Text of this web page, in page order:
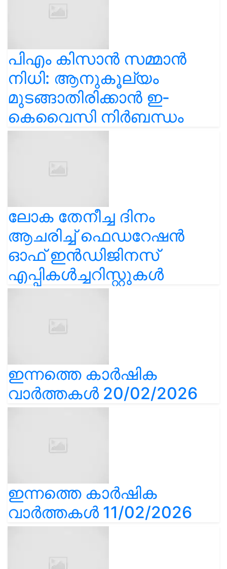
പിഎം കിസാൻ സമ്മാൻ
നിധി: ആനുകൂല്യം
മുടങ്ങാതിരിക്കാൻ ഇ-
കെവൈസി നിർബന്ധം
ലോക തേനീച്ച ദിനം
ആചരിച്ച് ഫെഡറേഷൻ
ഓഫ് ഇൻഡിജിനസ്
എപ്പികൾച്ചറിസ്റ്റുകൾ
ഇന്നത്തെ കാർഷിക
വാർത്തകൾ 20/02/2026
ഇന്നത്തെ കാർഷിക
വാർത്തകൾ 11/02/2026